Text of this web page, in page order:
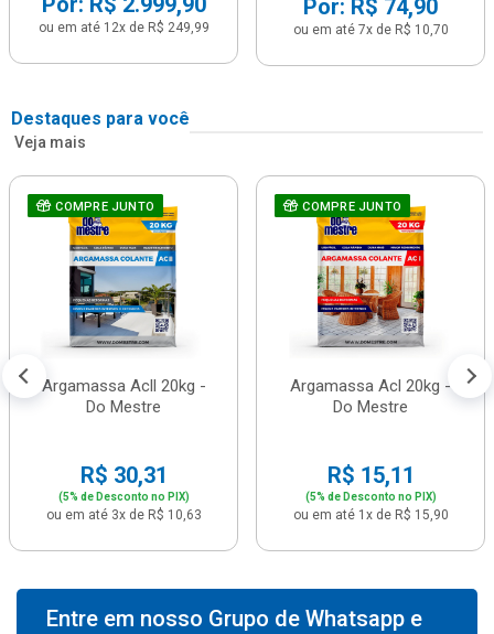
ou em até 12x de R$ 249,99
Por: R$ 74,90
ou em até 7x de R$ 10,70
Destaques para você
Veja mais
COMPRE JUNTO
Argamassa Acll 20kg -
Do Mestre
R$ 30,31
(5% de Desconto no PIX)
ou em até 3x de R$ 10,63
COMPRE JUNTO
Argamassa Acl 20kg -
Do Mestre
R$ 15,11
(5% de Desconto no PIX)
ou em até 1x de R$ 15,90
Entre em nosso Grupo de Whatsapp e